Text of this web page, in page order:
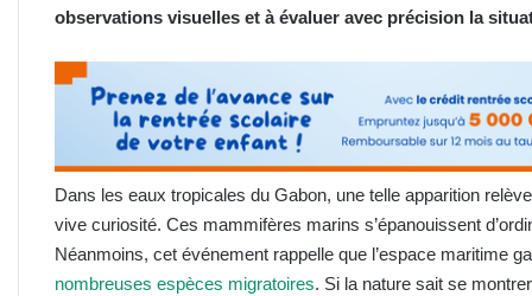
observations visuelles et à évaluer avec précision la
Dans les eaux tropicales du Gabon, une telle apparition
vive curiosité. Ces mammifères marins s’épanouissent
Néanmoins, cet événement rappelle que l’espace maritime
nombreuses espèces migratoires. Si la nature sait se